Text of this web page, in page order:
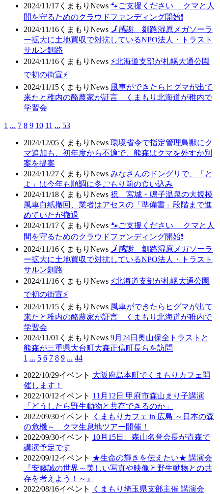
2024/11/17 くまもりNews 🐾ご支援ください クマと人
間を守るためのクラウドファンディング開始❗
2024/11/16 くまもりNews 🗾感謝 釧路湿原メガソーラ
ー拡大に土地買収で対抗しているNPO法人・トラスト
サルン釧路
2024/11/16 くまもりNews ⚡北海道支部が札幌大通公園
で初の街宣⚡
2024/11/15 くまもりNews 風車ができたらヒグマが出て
来たと稚内の酪農家が証言 くまもり北海道が稚内で
学習会
1 ... 7 8 9 10 11 ... 53
2024/12/05 くまもりNews 環境省令で指定管理鳥獣にク
マ追加も、初年度から不適で、熊森はクマを外すか別
案を提案
2024/11/27 くまもりNews みなさんのドングリで、「と
よ」は今年も順調に冬ごもり前の食い込み
2024/11/18 くまもりNews 祝 宮城・鳴子温泉の大規模
風車白紙撤回、業者はアセスの「準備書」段階まで進
めていたが撤退
2024/11/17 くまもりNews 🐾ご支援ください クマと人
間を守るためのクラウドファンディング開始❗
2024/11/16 くまもりNews 🗾感謝 釧路湿原メガソーラ
ー拡大に土地買収で対抗しているNPO法人・トラスト
サルン釧路
2024/11/16 くまもりNews ⚡北海道支部が札幌大通公園
で初の街宣⚡
2024/11/15 くまもりNews 風車ができたらヒグマが出て
来たと稚内の酪農家が証言 くまもり北海道が稚内で
学習会
2024/11/01 くまもりNews 9月24日奥山保全トラストと
熊森が三重県大台町大森正信町長らを訪問
1 ... 5 6 7 8 9 ... 44
2022/10/29イベント 大阪府島本町でくまもりカフェ開
催します！
2022/10/12イベント 11月12日 甲府市森山まり子講演
「どうしたら野生動物と共存できるのか」
2022/09/30イベント
くまもりカフェ in 広島 ～日本の森
の危機～ クマ生息地ツアー開催！
2022/09/30イベント 10月15日、森山名誉会長が青森で
講演予定です
2022/09/12イベント ★生命の輝きを伝えたい★ 講演会
『安藤誠の世界～美しい写真や映像と野生動物との共
存を考えよう！～』
2022/08/16イベント くまもり埼玉県支部主催 講演会